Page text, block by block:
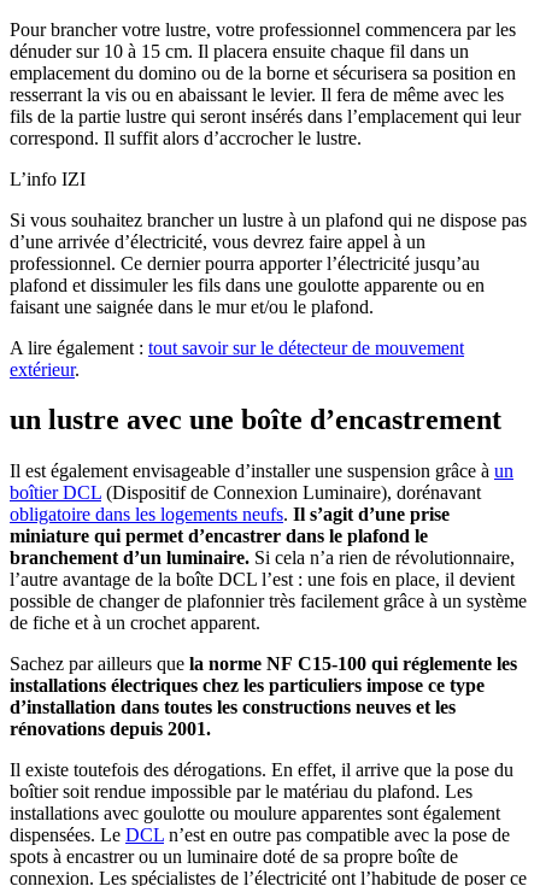
Pour brancher votre lustre, votre professionnel commencera par les
dénuder sur 10 à 15 cm. Il placera ensuite chaque fil dans un
emplacement du domino ou de la borne et sécurisera sa position en
resserrant la vis ou en abaissant le levier. Il fera de même avec les
fils de la partie lustre qui seront insérés dans l’emplacement qui leur
correspond. Il suffit alors d’accrocher le lustre.
L’info IZI
Si vous souhaitez brancher un lustre à un plafond qui ne dispose pas
d’une arrivée d’électricité, vous devrez faire appel à un
professionnel. Ce dernier pourra apporter l’électricité jusqu’au
plafond et dissimuler les fils dans une goulotte apparente ou en
faisant une saignée dans le mur et/ou le plafond.
A lire également : tout savoir sur le détecteur de mouvement
extérieur.
un lustre avec une boîte d’encastrement
Il est également envisageable d’installer une suspension grâce à un
boîtier DCL (Dispositif de Connexion Luminaire), dorénavant
obligatoire dans les logements neufs. Il s’agit d’une prise
miniature qui permet d’encastrer dans le plafond le
branchement d’un luminaire. Si cela n’a rien de révolutionnaire,
l’autre avantage de la boîte DCL l’est : une fois en place, il devient
possible de changer de plafonnier très facilement grâce à un système
de fiche et à un crochet apparent.
Sachez par ailleurs que la norme NF C15-100 qui réglemente les
installations électriques chez les particuliers impose ce type
d’installation dans toutes les constructions neuves et les
rénovations depuis 2001.
Il existe toutefois des dérogations. En effet, il arrive que la pose du
boîtier soit rendue impossible par le matériau du plafond. Les
installations avec goulotte ou moulure apparentes sont également
dispensées. Le DCL n’est en outre pas compatible avec la pose de
spots à encastrer ou un luminaire doté de sa propre boîte de
connexion. Les spécialistes de l’électricité ont l’habitude de poser ce